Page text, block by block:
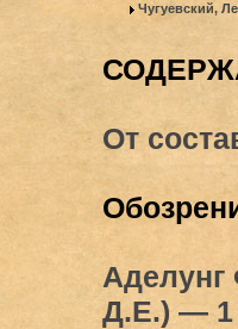
Чугуевский,
От
Аделунг
Д.Е.) — 1